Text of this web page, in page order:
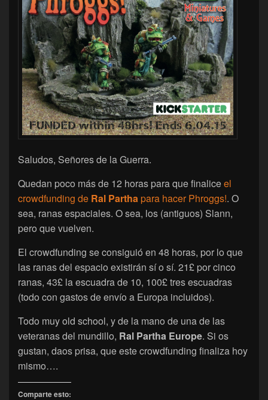
Saludos, Señores de la Guerra.
Quedan poco más de 12 horas para que finaliceel
crowdfunding de Ral Parthapara hacer Phroggs!. O
sea, ranas espaciales. O sea, los (antiguos) Slann,
pero que vuelven.
El crowdfunding se consiguió en 48 horas, por lo que
las ranas del espacio existirán sí o sí. 21£ por cinco
ranas, 43£ la escuadra de 10, 100£ tres escuadras
(todo con gastos de envío a Europa incluidos).
Todo muy old school, y de la mano de una de las
veteranas del mundillo, Ral Partha Europe. Si os
gustan, daos prisa, que este crowdfunding finaliza hoy
mismo….
Comparte esto: